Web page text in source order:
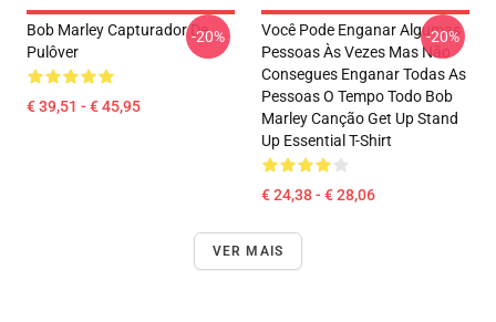
Bob Marley Capturador De
Pulôver
€ 39,51 - € 45,95
-20%
Você Pode Enganar Algumas
Pessoas Às Vezes Mas Não
Consegues Enganar Todas As
Pessoas O Tempo Todo Bob
Marley Canção Get Up Stand
Up Essential T-Shirt
€ 24,38 - € 28,06
-20%
VER MAIS